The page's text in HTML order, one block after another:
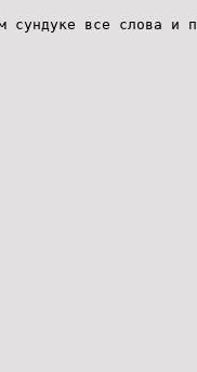
сундуке все слова и